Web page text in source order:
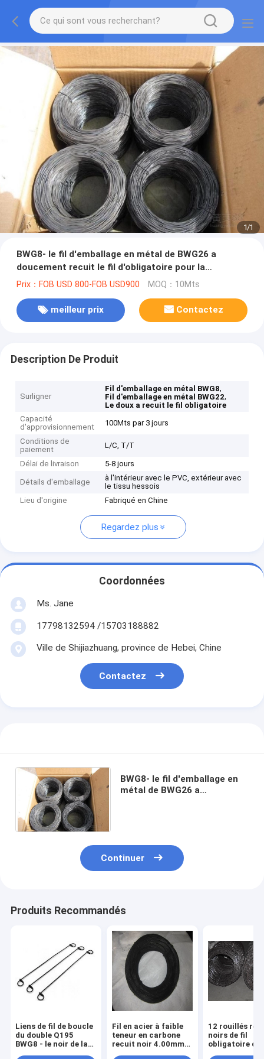
1/1
BWG8- le fil d'emballage en métal de BWG26 a
doucement recuit le fil d'obligatoire pour la
construction
Prix：FOB USD 800-FOB USD900 MOQ：10Mts
meilleur prix Contactez
Description De Produit
Surligner
Fil d'emballage en métal BWG8,
Fil d'emballage en métal BWG22,
Le doux a recuit le fil obligatoire
Capacité
d'approvisionnement
100Mts par 3 jours
Conditions de
paiement
L/C, T/T
Délai de livraison 5-8 jours
Détails d'emballage
à l'intérieur avec le PVC, extérieur avec
le tissu hessois
Lieu d'origine
Fabriqué en Chine
Regardez plus
Coordonnées
Ms. Jane
17798132594 /15703188882
Ville de Shijiazhuang, province de Hebei, Chine
Contactez
BWG8- le fil d'emballage en
métal de BWG26 a
Continuer
Produits Recommandés
Liens de fil de boucle
du double Q195
BWG8 - le noir de la
Fil en acier à faible
teneur en carbone
recuit noir 4.00mm
12 rouillés
noirs de fil
obligatoire de